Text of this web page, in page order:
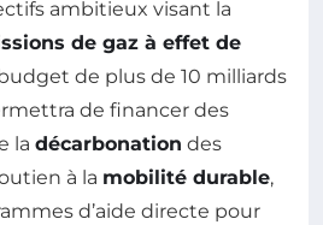
ambitieux visant la
de gaz à effet de
de plus de 10 milliards
de financer des
la décarbonation des
à la mobilité durable,
d’aide directe pour